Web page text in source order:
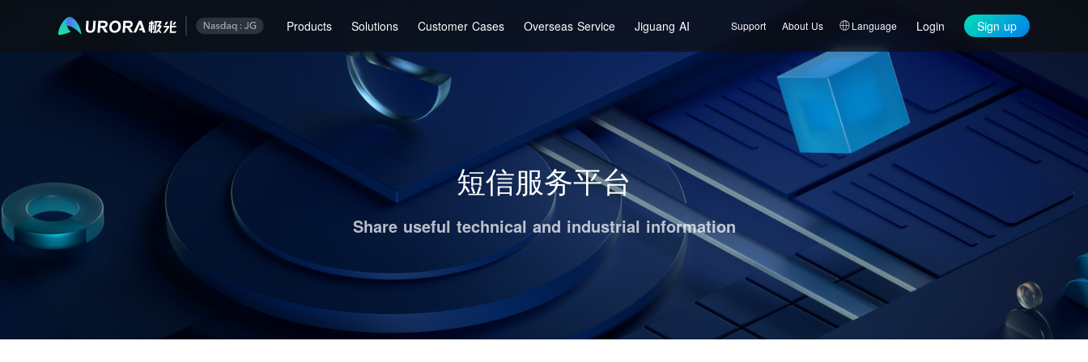
Products Solutions Customer Cases Overseas Service Jiguang AI Support About Us Language Login Sign up
短信服务平台
Share useful technical and industrial information